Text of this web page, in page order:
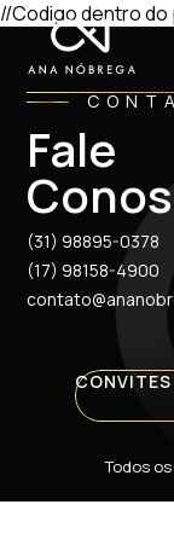
//Codigo dentro
Fale
(31) 98895-0378
(17) 98158-4900
CONVITES
Todos